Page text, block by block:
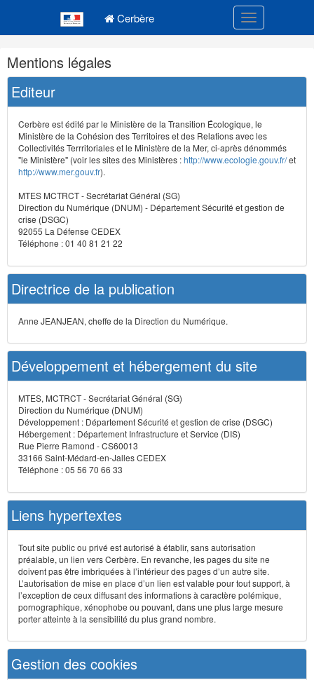
Cerbère Toggle
Navigation
et
outils
annexes
Mentions légales
Editeur
Cerbère est édité par le Ministère de la Transition Écologique, le
Ministère de la Cohésion des Territoires et des Relations avec les
Collectivités Terrritoriales et le Ministère de la Mer, ci-après dénommés
"le Ministère" (voir les sites des Ministères :http://www.ecologie.gouv.fr/et
http://www.mer.gouv.fr).
MTES MCTRCT - Secrétariat Général (SG)
Direction du Numérique (DNUM) - Département Sécurité et gestion de
crise (DSGC)
92055 La Défense CEDEX
Téléphone : 01 40 81 21 22
Directrice de la publication
Anne JEANJEAN, cheffe de la Direction du Numérique.
Développement et hébergement du site
MTES, MCTRCT - Secrétariat Général (SG)
Direction du Numérique (DNUM)
Développement : Département Sécurité et gestion de crise (DSGC)
Hébergement : Département Infrastructure et Service (DIS)
Rue Pierre Ramond - CS60013
33166 Saint-Médard-en-Jalles CEDEX
Téléphone : 05 56 70 66 33
Liens hypertextes
Tout site public ou privé est autorisé à établir, sans autorisation
préalable, un lien vers Cerbère. En revanche, les pages du site ne
doivent pas être imbriquées à l’intérieur des pages d’un autre site.
L’autorisation de mise en place d’un lien est valable pour tout support, à
l’exception de ceux diffusant des informations à caractère polémique,
pornographique, xénophobe ou pouvant, dans une plus large mesure
porter atteinte à la sensibilité du plus grand nombre.
Gestion des cookies